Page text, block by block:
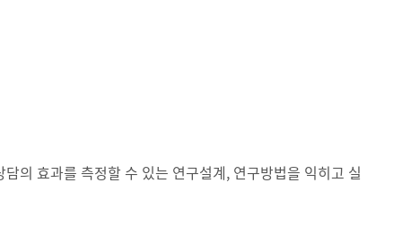
의 효과를 측정할 수 있는 연구설계, 연구방법을 익히고 실